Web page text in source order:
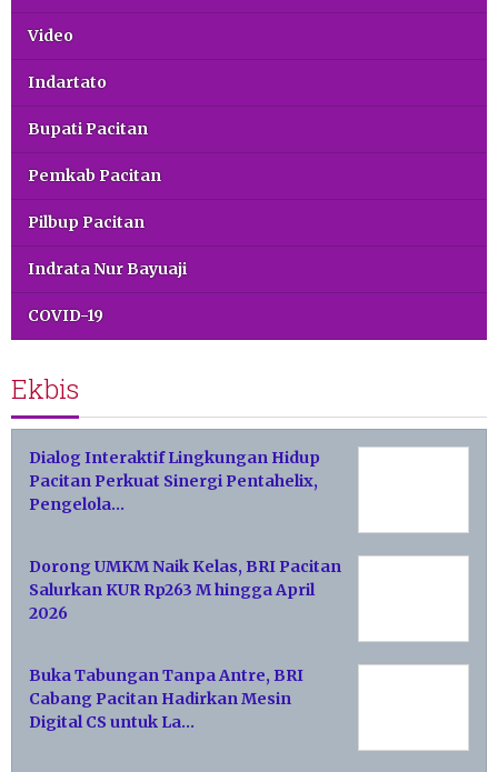
Video
Indartato
Bupati Pacitan
Pemkab Pacitan
Pilbup Pacitan
Indrata Nur Bayuaji
COVID-19
Ekbis
Dialog Interaktif Lingkungan Hidup
Pacitan Perkuat Sinergi Pentahelix,
Pengelola…
Dorong UMKM Naik Kelas, BRI Pacitan
Salurkan KUR Rp263 M hingga April
2026
Buka Tabungan Tanpa Antre, BRI
Cabang Pacitan Hadirkan Mesin
Digital CS untuk La…